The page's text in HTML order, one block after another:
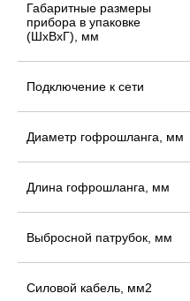
Габаритные размеры
прибора в упаковке
(ШхВхГ), мм
Подключение к сети
Диаметр гофрошланга, мм
Длина гофрошланга, мм
Выбросной патрубок, мм
Силовой кабель, мм2